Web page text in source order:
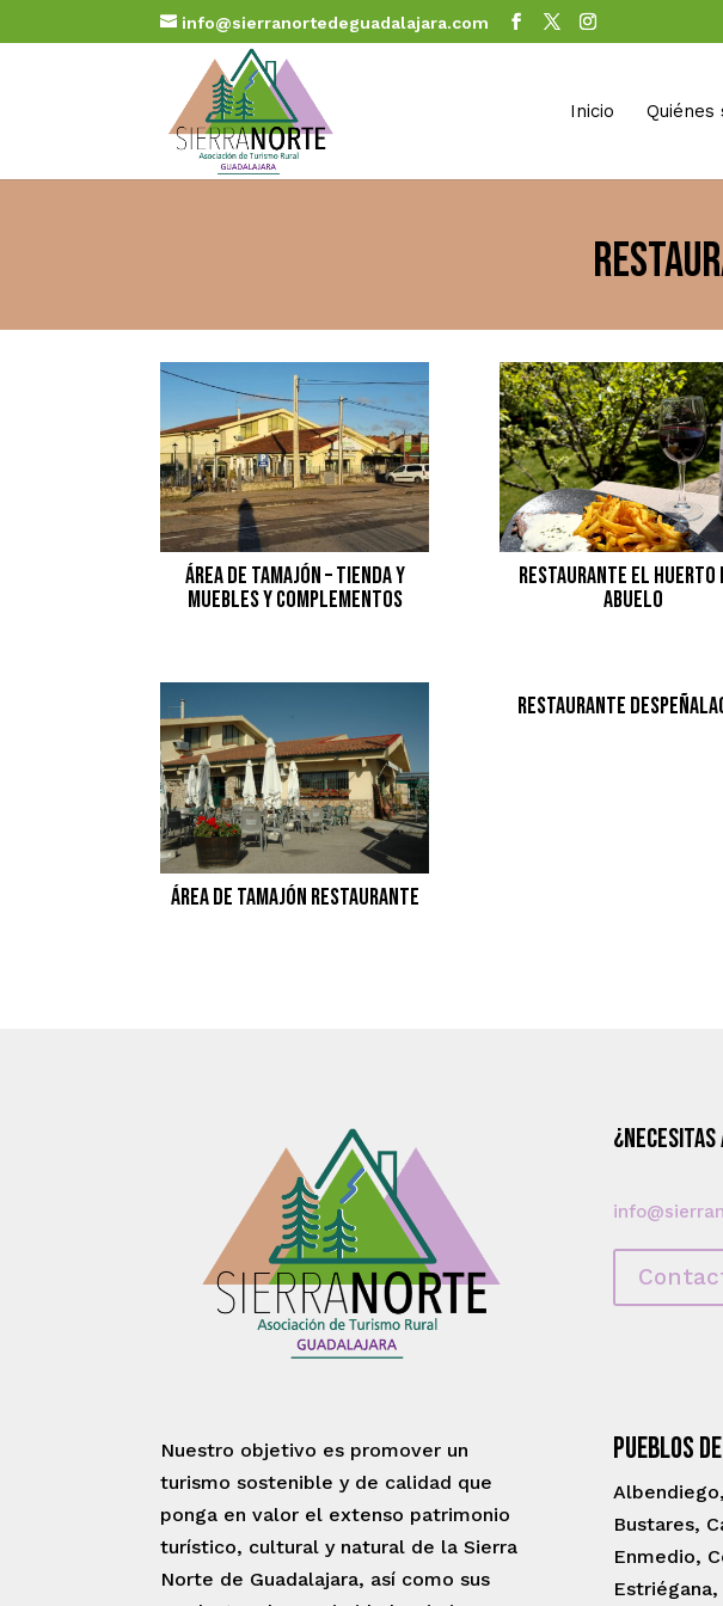
info@sierranortedeguadalajara.com
Inicio Quiénes
Área De Tamajón – Tienda Y
Muebles Y Complementos
Restaurante El Huerto
Abuelo
Área de Tamajón Restaurante
Restaurante
Nuestro objetivo es promover un
turismo sostenible y de calidad que
ponga en valor el extenso patrimonio
turístico, cultural y natural de la Sierra
Norte de Guadalajara, así como sus
Pueblos
Bustares,
Enmedio,